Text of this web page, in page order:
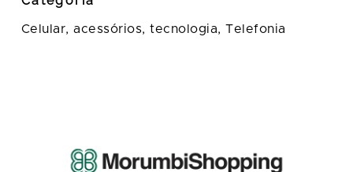
Celular, acessórios, tecnologia,Telefonia